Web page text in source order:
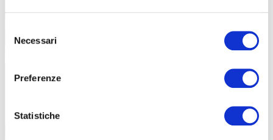
delNecessari
Preferenze
Statistiche
Avviamento all’Apicoltura Avviamento all’apicoltura